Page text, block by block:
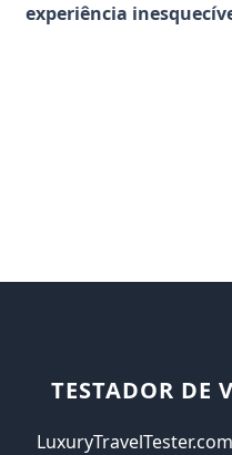
experiência
TESTADOR DE